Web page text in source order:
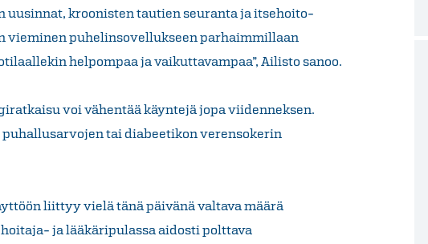
uusinnat, kroonisten tautien seuranta ja itsehoito-
vieminen puhelinsovellukseen parhaimmillaan
helpompaa ja vaikuttavampaa”, Ailisto sanoo.
voi vähentää käyntejä jopa viidenneksen.
tai diabeetikon verensokerin
liittyy vielä tänä päivänä valtava määrä
ja lääkäripulassa aidosti polttava